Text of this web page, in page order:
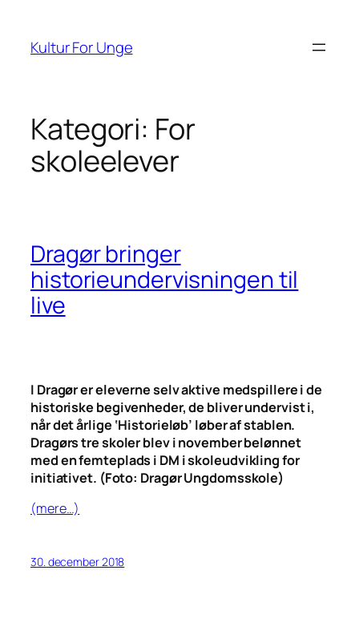
indhold
Kultur For Unge
Kategori: For
skoleelever
Dragør bringer
historieundervisningen til
live
I Dragør er eleverne selv aktive medspillere i de
historiske begivenheder, de bliver undervist i,
når det årlige ‘Historieløb’ løber af stablen.
Dragørs tre skoler blev i november belønnet
med en femteplads i DM i skoleudvikling for
initiativet. (Foto: Dragør Ungdomsskole)
(mere…)
30. december 2018